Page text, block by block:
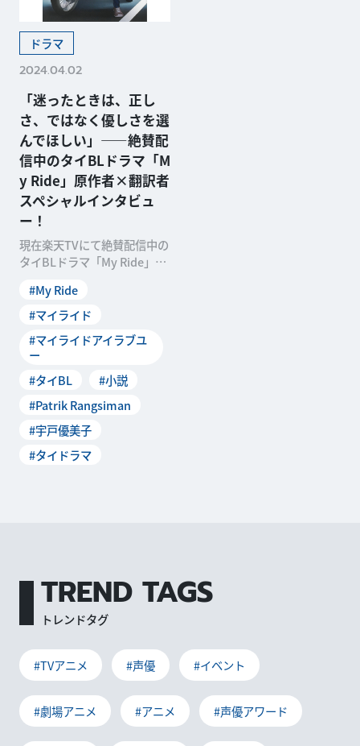
ドラマ
2024.04.02
「迷ったときは、正し
さ、ではなく優しさを選
んでほしい」——絶賛配
信中のタイBLドラマ「M
y Ride」原作者×翻訳者
スペシャルインタビュ
ー！
現在楽天TVにて絶賛配信中の
タイBLドラマ「My Ride」。
ンと、バイクタクシーの運転
手であるモーク。一見交わる
連客と運転手として交流を深
#My Ride
#マイライド
#マイライドアイラブユ
ー
#タイBL
#小説
#Patrik Rangsiman
#宇戸優美子
#タイドラマ
TREND TAGS
トレンドタグ
#TVアニメ #声優 #イベント
#劇場アニメ #アニメ #声優アワード